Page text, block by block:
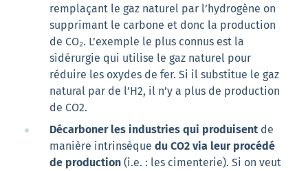
remplaçant le gaz naturel par l’hydrogène on
supprimant le carbone et donc la production
de CO₂. L’exemple le plus connus est la
sidérurgie qui utilise le gaz naturel pour
réduire les oxydes de fer. Si il substitue le gaz
natural par de l’H2, il n’y a plus de production
de CO2.
Décarboner les industries qui produisent de
manière intrinsèque du CO2 via leur procédé
de production (i.e. : les cimenterie). Si on veut